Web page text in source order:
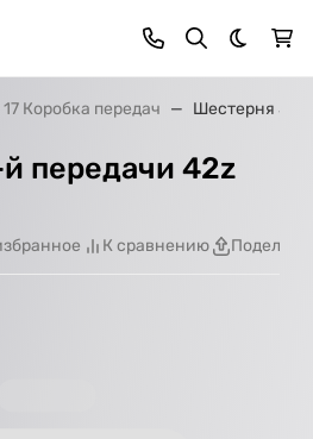
Темная
17 Коробка передач Шестерня 5-й
передачи 42z
К сравнению